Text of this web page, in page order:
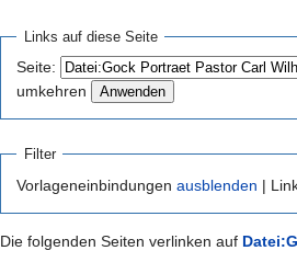
Links auf diese Seite
Seite:
umkehren
Filter
Vorlageneinbindungen ausblenden |
Die folgenden Seiten verlinken auf